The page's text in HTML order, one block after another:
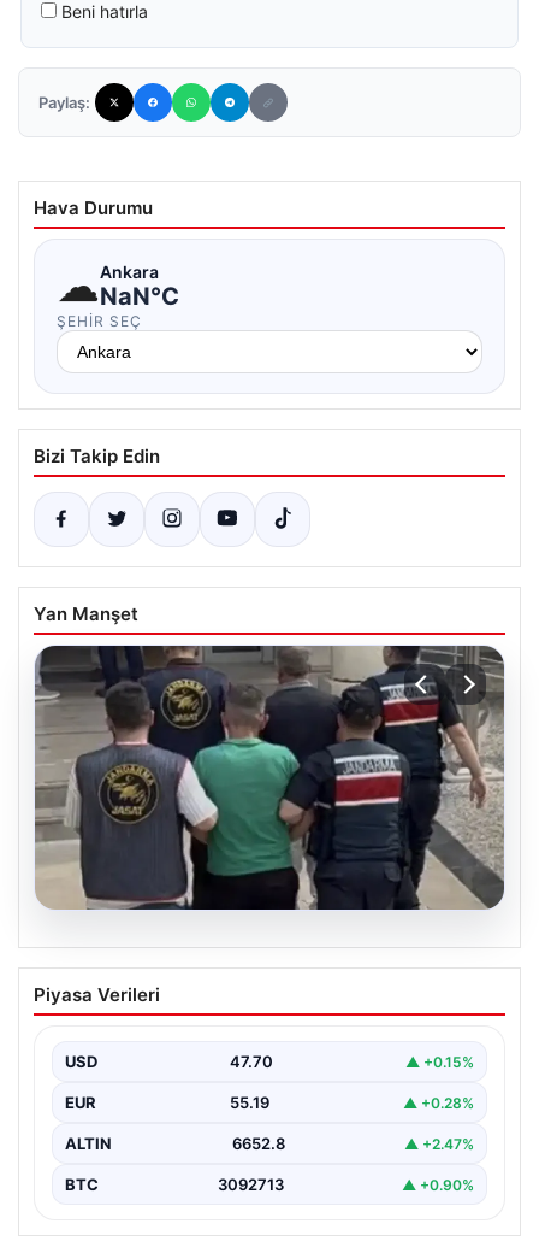
Beni hatırla
Paylaş:
Hava Durumu
☁Ankara
NaN°C
ŞEHIR SEÇ
Bizi Takip Edin
Yan Manşet
06.08.2026
Böyle hırsızlık görülmedi! Baz
istasyonlarından 2 milyonluk akü
Piyasa Verileri
USD 47.70 ▲ +0.15%
EUR 55.19 ▲ +0.28%
ALTIN 6652.8 ▲ +2.47%
BTC 3092713 ▲ +0.90%